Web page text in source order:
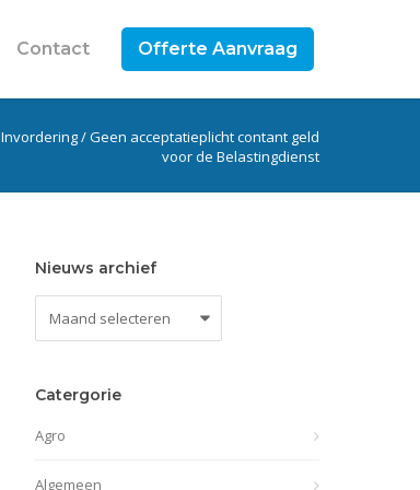
Contact Offerte Aanvraag
Invordering/Geen acceptatieplicht contant geld
voor de Belastingdienst
Nieuws archief
Catergorie
Agro
Algemeen